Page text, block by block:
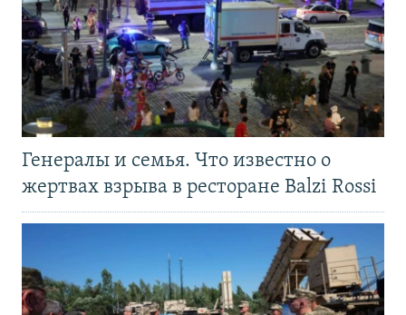
Генералы и семья. Что известно о
жертвах взрыва в ресторане Balzi Rossi